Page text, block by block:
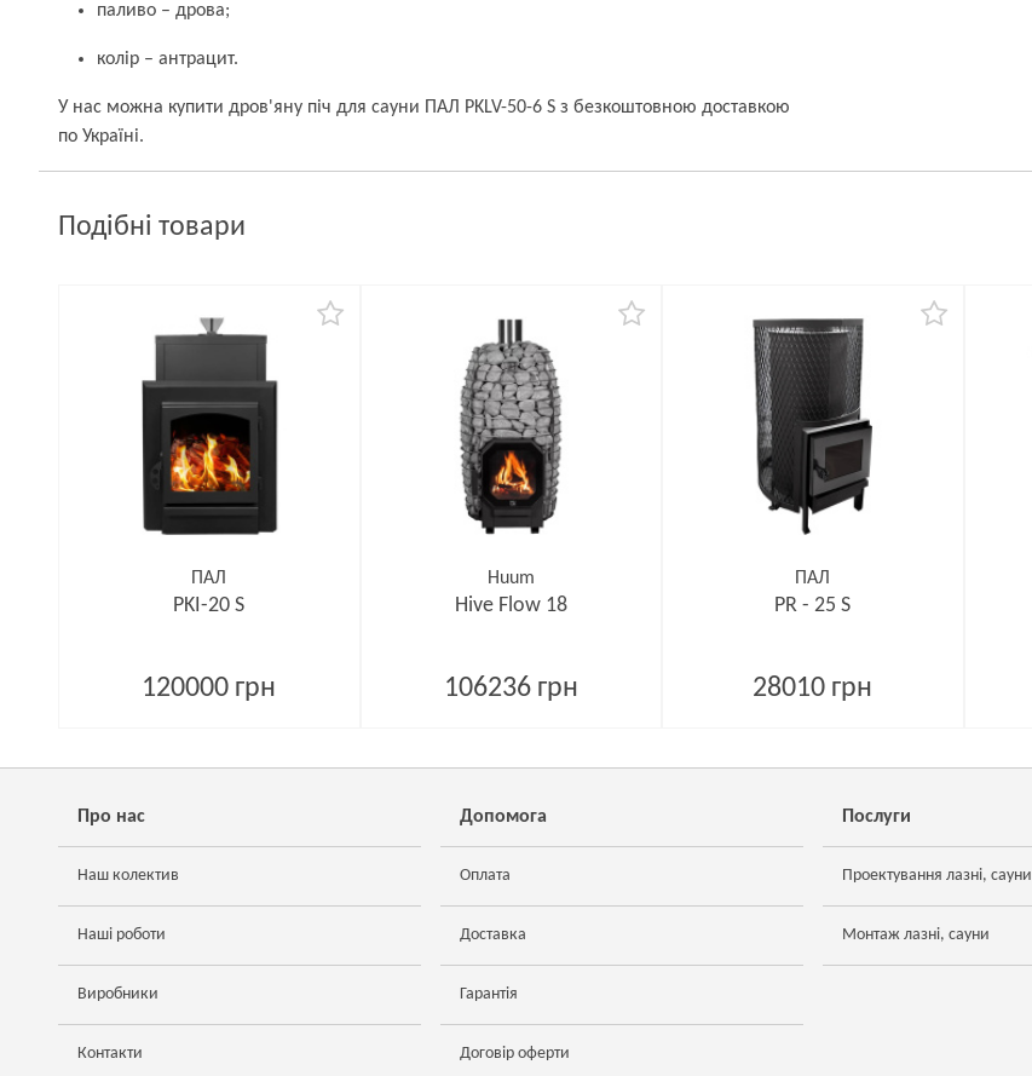
паливо – дрова;
колір – антрацит.
У нас можна купити дров'яну піч для сауни ПАЛ PKLV-50-6 S з безкоштовною доставкою
по Україні.
Подібні товари
ПАЛ
PKI-20 S
120000 грн
Huum
Hive Flow 18
106236 грн
ПАЛ
PR - 25 S
28010 грн
Про нас
Наш колектив
Наші роботи
Виробники
Контакти
Допомога
Оплата
Доставка
Гарантія
Договір оферти
Послуги
Проектування лазні, сауни
Монтаж лазні, сауни